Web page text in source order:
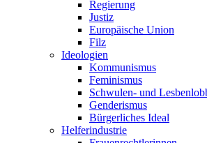
Regierung
Justiz
Europäische Union
Filz
Ideologien
Kommunismus
Feminismus
Schwulen- und
Genderismus
Bürgerliches Ideal
Helferindustrie